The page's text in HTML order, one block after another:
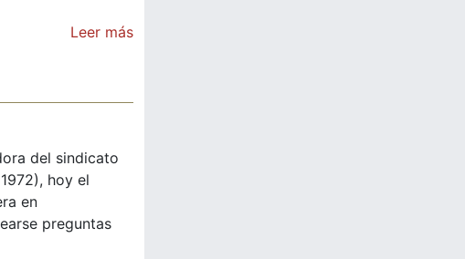
Leer más
del sindicato
hoy el
en
preguntas